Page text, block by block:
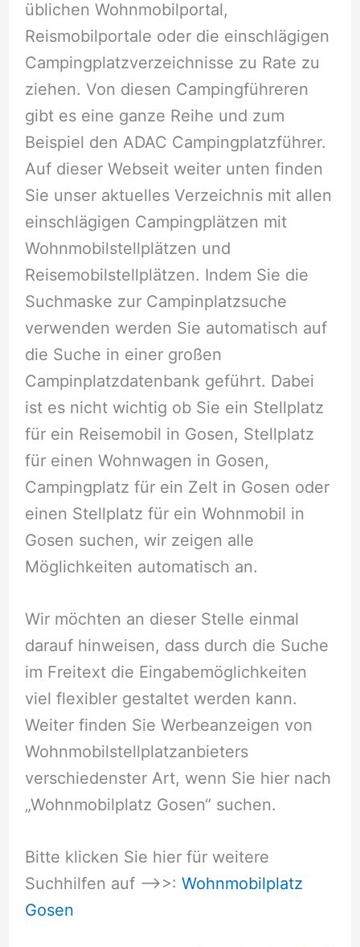
üblichen Wohnmobilportal,
Reismobilportale oder die einschlägigen
Campingplatzverzeichnisse zu Rate zu
ziehen. Von diesen Campingführeren
gibt es eine ganze Reihe und zum
Beispiel den ADAC Campingplatzführer.
Auf dieser Webseit weiter unten finden
Sie unser aktuelles Verzeichnis mit allen
einschlägigen Campingplätzen mit
Wohnmobilstellplätzen und
Reisemobilstellplätzen. Indem Sie die
Suchmaske zur Campinplatzsuche
verwenden werden Sie automatisch auf
die Suche in einer großen
Campinplatzdatenbank geführt. Dabei
ist es nicht wichtig ob Sie ein Stellplatz
für ein Reisemobil in Gosen, Stellplatz
für einen Wohnwagen in Gosen,
Campingplatz für ein Zelt in Gosen oder
einen Stellplatz für ein Wohnmobil in
Gosen suchen, wir zeigen alle
Möglichkeiten automatisch an.
Wir möchten an dieser Stelle einmal
darauf hinweisen, dass durch die Suche
im Freitext die Eingabemöglichkeiten
viel flexibler gestaltet werden kann.
Weiter finden Sie Werbeanzeigen von
Wohnmobilstellplatzanbieters
verschiedenster Art, wenn Sie hier nach
„Wohnmobilplatz Gosen“ suchen.
Bitte klicken Sie hier für weitere
Suchhilfen auf –>>: Wohnmobilplatz
Gosen